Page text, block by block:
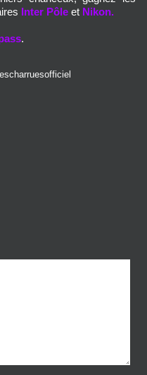
Inter Pôle et Nikon.
.